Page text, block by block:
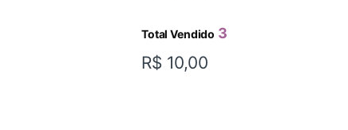
Total Vendido 3
R$ 10,00